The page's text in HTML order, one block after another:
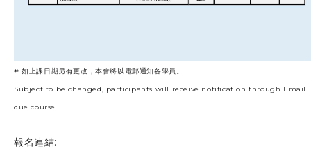
# 如上課日期另有更改，本會將以電郵通知各學員。
Subject to be changed, participants will receive notification through Email
due course.
報名連結: